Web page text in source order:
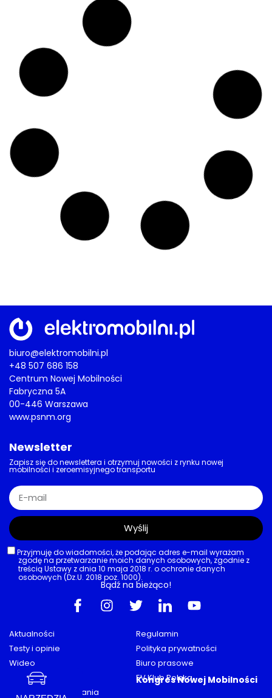
biuro@elektromobilni.pl
+48 507 686 158
Centrum Nowej Mobilności
Fabryczna 5A
00-446 Warszawa
www.psnm.org
Aktualności
Testy i opinie
Wideo
Porady
Mapa stacji ładowania
Regulamin
Polityka prywatności
Biuro prasowe
EV Klub Polska
Kongres Nowej Mobilności
Newsletter
Zapisz się do newslettera i otrzymuj nowości z rynku nowej
mobilności i zeroemisyjnego transportu
Przyjmuję do wiadomości, że podając adres e-mail wyrażam
zgodę na przetwarzanie moich danych osobowych, zgodnie z
treścią Ustawy z dnia 10 maja 2018 r. o ochronie danych
osobowych (Dz.U. 2018 poz. 1000).
Wyślij
Bądź na bieżąco!